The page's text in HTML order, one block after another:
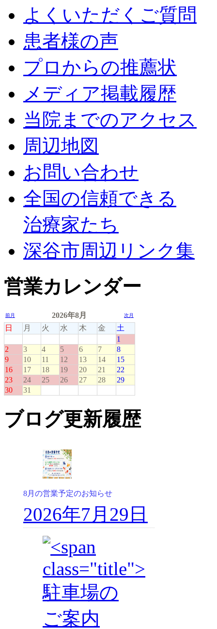
よくいただくご質問
患者様の声
プロからの推薦状
メディア掲載履歴
当院までのアクセス
周辺地図
お問い合わせ
全国の信頼できる
治療家たち
深谷市周辺リンク集
営業カレンダー
ブログ更新履歴
8月の営業予定のお知らせ
2026年7月29日